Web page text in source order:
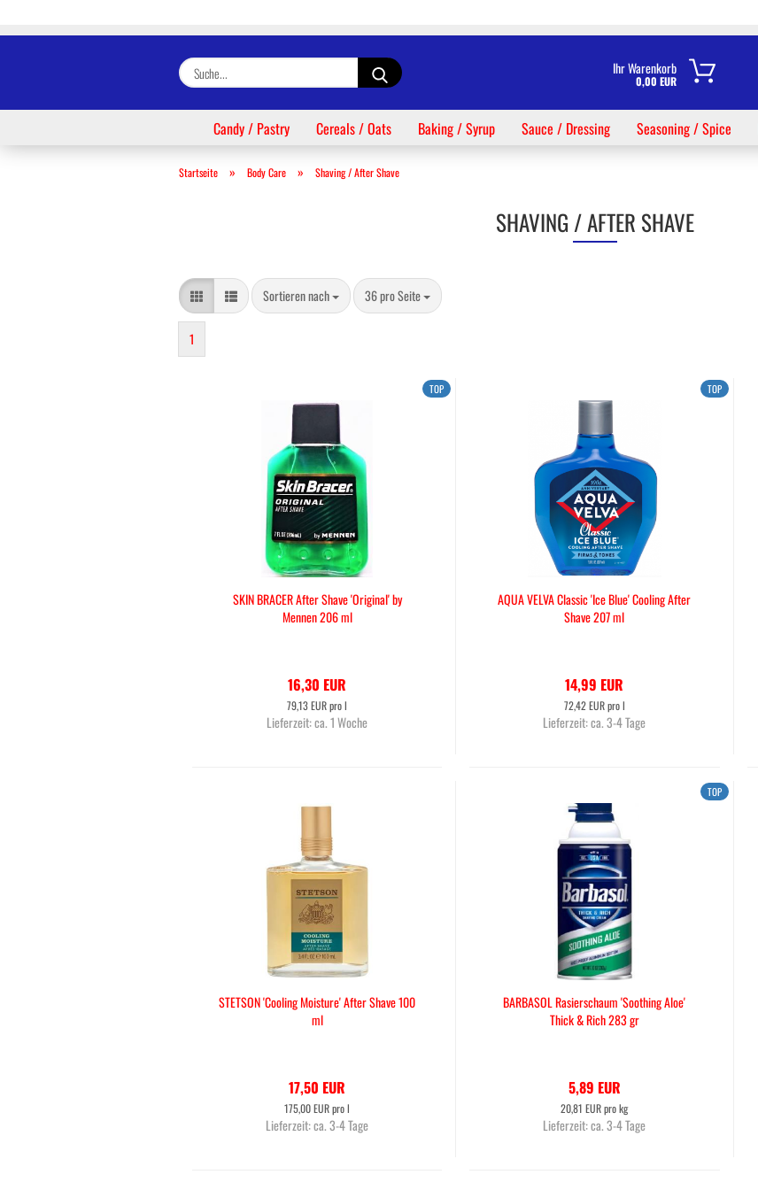
Lieferland
Suche... Ihr Warenkorb
0,00 EUR
Candy / Pastry Cereals / Oats Baking / Syrup Sauce / Dressing Seasoning / Spice
Startseite » Body Care » Shaving / After Shave
SHAVING / AFTER SHAVE
Sortieren nach
Sortieren nach 36 pro Seite
pro Seite
1
TOP
SKIN BRACER After Shave 'Original' by
Mennen 206 ml
16,30 EUR
79,13 EUR pro l
Lieferzeit:ca. 1 Woche
TOP
AQUA VELVA Classic 'Ice Blue' Cooling After
Shave 207 ml
14,99 EUR
72,42 EUR pro l
Lieferzeit:ca. 3-4 Tage
STETSON 'Cooling Moisture' After Shave 100
ml
17,50 EUR
175,00 EUR pro l
Lieferzeit:ca. 3-4 Tage
TOP
BARBASOL Rasierschaum 'Soothing Aloe'
Thick & Rich 283 gr
5,89 EUR
20,81 EUR pro kg
Lieferzeit:ca. 3-4 Tage